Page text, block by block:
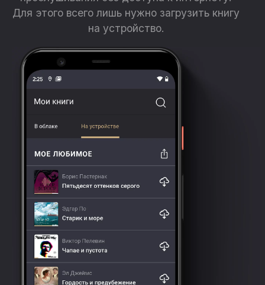
Для этого всего лишь нужно загрузить книгу
на устройство.